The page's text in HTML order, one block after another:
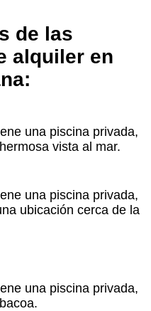
de las
alquiler en
una piscina privada,
vista al mar.
una piscina privada,
ubicación cerca de la
una piscina privada,